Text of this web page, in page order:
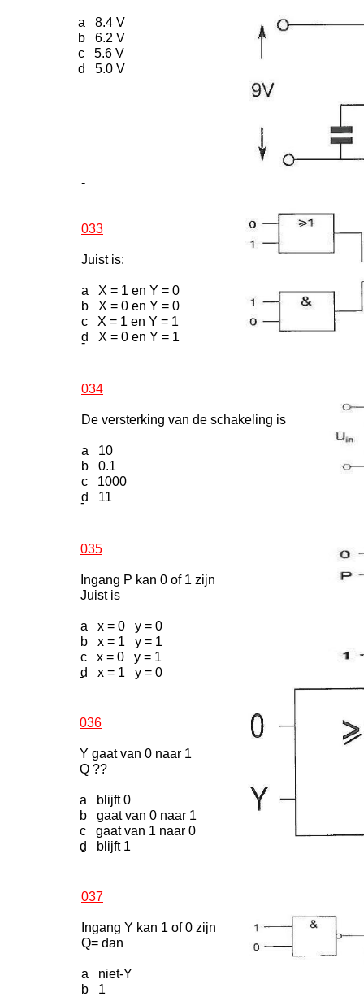
a 8.4 V
b 6.2 V
c 5.6 V
d 5.0 V
-
033
Juist is:
a X = 1 en Y = 0
b X = 0 en Y = 0
c X = 1 en Y = 1
d X = 0 en Y = 1
-
034
De versterking van de schakeling is
a 10
b 0.1
c 1000
d 11
-
035
Ingang P kan 0 of 1 zijn
Juist is
a x = 0 y = 0
b x = 1 y = 1
c x = 0 y = 1
d x = 1 y = 0
-
036
Y gaat van 0 naar 1
Q ??
a blijft 0
b gaat van 0 naar 1
c gaat van 1 naar 0
d blijft 1
-
037
Ingang Y kan 1 of 0 zijn
Q= dan
a niet-Y
b 1